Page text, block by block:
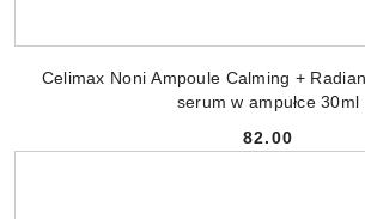
Celimax Noni Ampoule Calming +
serum w ampułce 30ml
Cena:
82.00